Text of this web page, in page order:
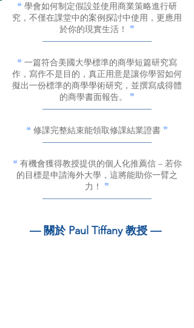
❝ 學會如何制定假設並使用商業策略進行研
究，不僅在課堂中的案例探討中使用，更應用
於你的現實生活！ ❞
———————————————
❝ 一篇符合美國大學標準的商學短篇研究寫
作，寫作不是目的，真正用意是讓你學習如何
擬出一份標準的商學學術研究，並撰寫成得體
的商學書面報告。 ❞
———————————————
❝ 修課完整結束能領取修課結業證書 ❞
———————————————
❝ 有機會獲得教授提供的個人化推薦信 – 若你
的目標是申請海外大學，這將能助你一臂之
力！ ❞
———————————————
— 關於 Paul Tiffany 教授 —